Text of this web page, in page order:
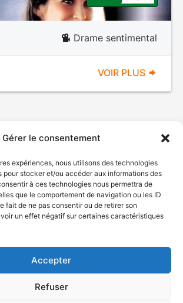
Gérer le consentement
expériences, nous utilisons des technologies
pour stocker et/ou accéder aux informations des
à ces technologies nous permettra de
que le comportement de navigation ou les ID
fait de ne pas consentir ou de retirer son
un effet négatif sur certaines caractéristiques
Accepter
Refuser
Drame sentimental
VOIR PLUS
du Québec, 2026
Plan du site
Accessibilité
Accès à l'information
Déclaration de services